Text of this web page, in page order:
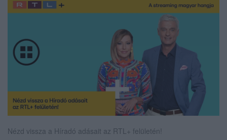
Nézd vissza a Híradó adásait az RTL+ felületén!